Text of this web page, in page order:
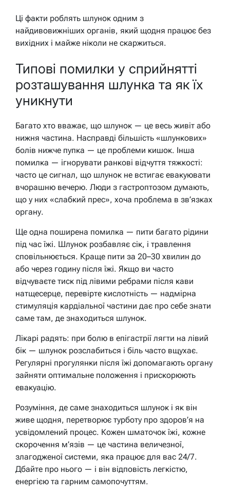
Ці факти роблять шлунок одним з
найдивовижніших органів, який щодня працює без
вихідних і майже ніколи не скаржиться.
Типові помилки у сприйнятті
розташування шлунка та як їх
уникнути
Багато хто вважає, що шлунок — це весь живіт або
нижня частина. Насправді більшість «шлункових»
болів нижче пупка — це проблеми кишок. Інша
помилка — ігнорувати ранкові відчуття тяжкості:
часто це сигнал, що шлунок не встигає евакуювати
вчорашню вечерю. Люди з гастроптозом думають,
що у них «слабкий прес», хоча проблема в зв’язках
органу.
Ще одна поширена помилка — пити багато рідини
під час їжі. Шлунок розбавляє сік, і травлення
сповільнюється. Краще пити за 20–30 хвилин до
або через годину після їжі. Якщо ви часто
відчуваєте тиск під лівими ребрами після кави
натщесерце, перевірте кислотність — надмірна
стимуляція кардіальної частини дає про себе знати
саме там, де знаходиться шлунок.
Лікарі радять: при болю в епігастрії лягти на лівий
бік — шлунок розслабиться і біль часто вщухає.
Регулярні прогулянки після їжі допомагають органу
зайняти оптимальне положення і прискорюють
евакуацію.
Розуміння, де саме знаходиться шлунок і як він
живе щодня, перетворює турботу про здоров’я на
усвідомлений процес. Кожен шматочок їжі, кожне
скорочення м’язів — це частина величезної,
злагодженої системи, яка працює для вас 24/7.
Дбайте про нього — і він відповість легкістю,
енергією та гарним самопочуттям.